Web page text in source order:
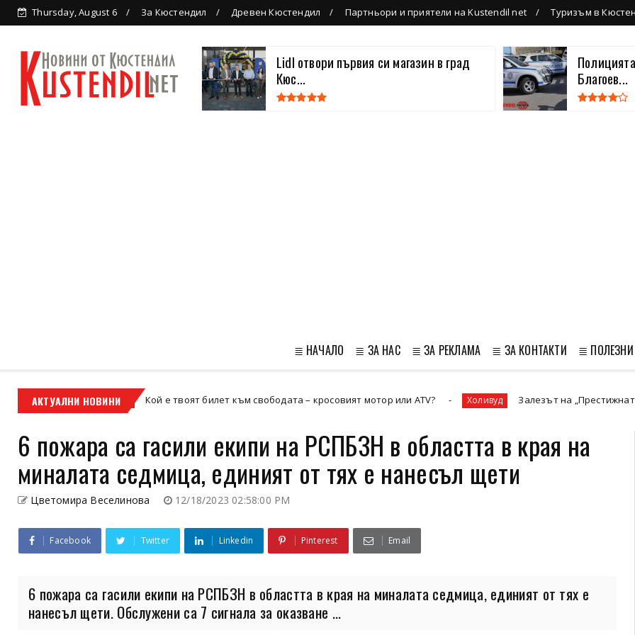
Thursday, August 6 За Кюстендил Древен Кюстендил Партньори и приятели на Kustendil net Туризъм в
Lidl отвори първия си магазин в град
Кюс...
Благоев...
≣ НАЧАЛО ≣ ЗА НАС ≣ ЗА РЕКЛАМА ≣ ЗА КОНТАКТИ ≣ ПОЛЕЗНИ
АКТУАЛНИ НОВИНИ
кросов мотор Кой е твоят билет към свободата – кросовият мотор или ATV? Холивуд Залезът на „Престижната
6 пожара са гасили екипи на РСПБЗН в областта в края на
миналата седмица, единият от тях е нанесъл щети
Цветомира Веселинова 12/18/2023 02:58:00 PM
Facebook Twitter Linkedin Pinterest Email
6 пожара са гасили екипи на РСПБЗН в областта в края на миналата седмица, единият от тях е
нанесъл щети. Обслужени са 7 сигнала за оказване ...